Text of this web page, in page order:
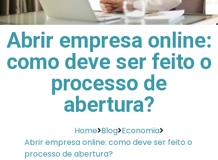
Abrir empresa online:
como deve ser feito o
processo de
abertura?
Home Blog Economia
Abrir empresa online: como deve ser feito o
processo de abertura?